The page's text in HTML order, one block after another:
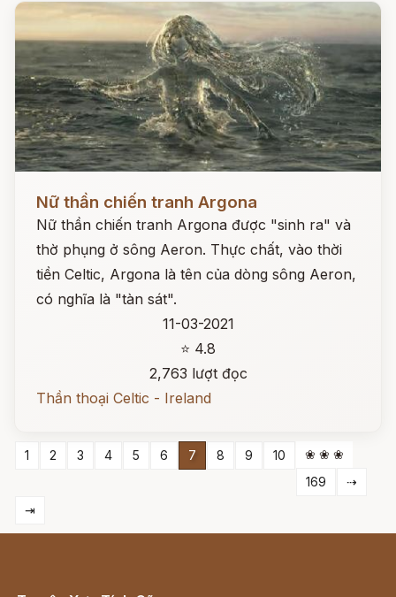
Nữ thần chiến tranh Argona
Nữ thần chiến tranh Argona được "sinh ra" và
thờ phụng ở sông Aeron. Thực chất, vào thời
tiền Celtic, Argona là tên của dòng sông Aeron,
có nghĩa là "tàn sát".
11-03-2021
⭐ 4.8
2,763 lượt đọc
Thần thoại Celtic - Ireland
1 2 3 4 5 6 7 8 9 10
❀ ❀ ❀
169
⇢
⇥